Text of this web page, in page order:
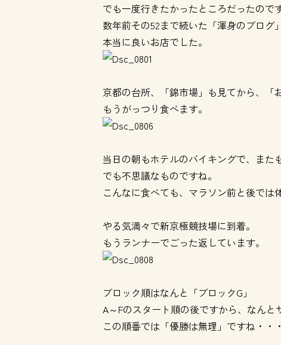
でも一度行きたかったところだったので
数年前その52まで続いた「渾身のブログ
本当に良いお店でした。
京都の台所、「錦市場」も見てから、「
もうがっつり食べます。
当日の朝もホテルのバイキングで、また
でも不思議なものですね。
こんなに食べても、マラソン前と後では
やる気満々で新京極競技場に到着。
もうランナーでごった返しています。
ブロック順はなんと「ブロックG」
A～Fのスタート順の後ですから、なんと
この順番では「優勝は無理」ですね・・